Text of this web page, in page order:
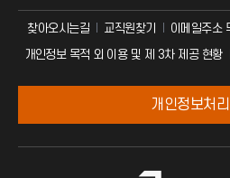
찾아오시는길 교직원찾기 이메일주소
개인정보 목적 외 이용 및 제 3차 제공 현황
개인정보처